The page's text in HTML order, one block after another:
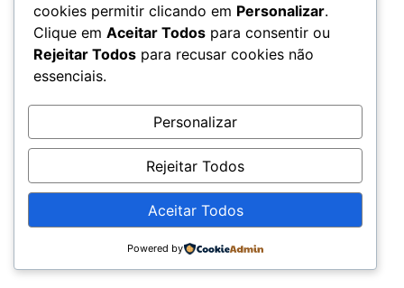
cookies permitir clicando em Personalizar.
Clique em Aceitar Todos para consentir ou
Rejeitar Todos para recusar cookies não
essenciais.
Personalizar
Rejeitar Todos
Aceitar Todos
Powered by